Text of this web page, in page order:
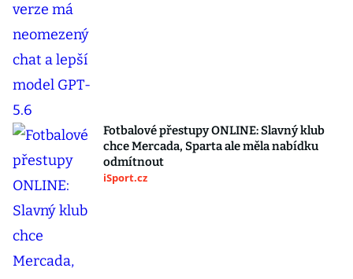
Fotbalové přestupy ONLINE: Slavný klub
chce Mercada, Sparta ale měla nabídku
odmítnout
iSport.cz